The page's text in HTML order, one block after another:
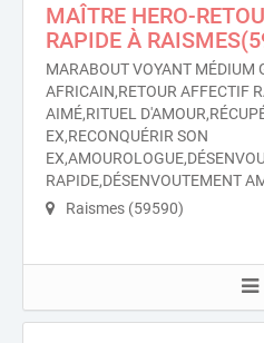
MAÎTRE HERO-
RAPIDE À
MARABOUT VOYANT MÉDIUM
AFRICAIN,RETOUR AFFECTIF
AIMÉ,RITUEL
EX,RECONQUÉRIR SON
RAPIDE,DÉSENVOUTEMENT
Raismes (59590)